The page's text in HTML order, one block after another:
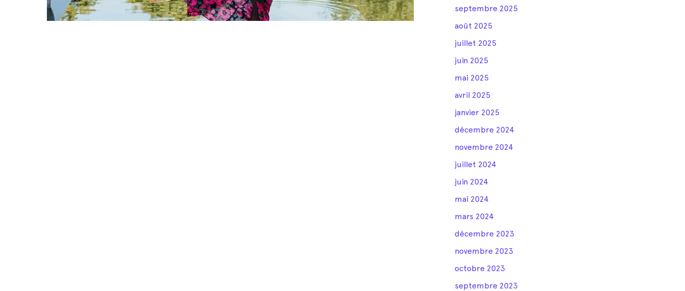
septembre 2025
août 2025
juillet 2025
juin 2025
mai 2025
avril 2025
janvier 2025
décembre 2024
novembre 2024
juillet 2024
juin 2024
mai 2024
mars 2024
décembre 2023
novembre 2023
octobre 2023
septembre 2023